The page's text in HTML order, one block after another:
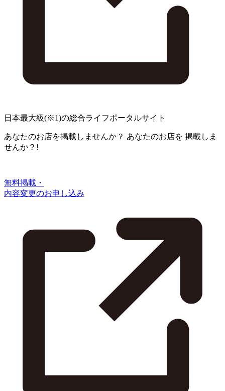
日本最大級(※1)の総合ライフポータルサイト
あなたのお店を掲載しませんか？ あなたのお店を 掲載しま
せんか？!
無料掲載・
内容変更のお申し込み